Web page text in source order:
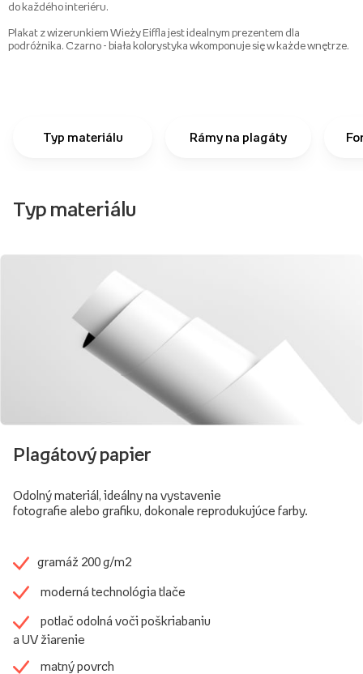
do každého interiéru.
Plakat z wizerunkiem Wieży Eiffla jest idealnym prezentem dla
podróżnika. Czarno - biała kolorystyka wkomponuje się w każde wnętrze.
Typ materiálu Rámy na plagáty
Typ materiálu
Plagátový papier
Odolný materiál, ideálny na vystavenie
fotografie alebo grafiku, dokonale reprodukujúce farby.
gramáž 200 g/m2
moderná technológia tlače
potlač odolná voči poškriabaniu
a UV žiarenie
matný povrch